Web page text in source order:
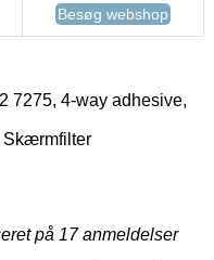
Besøg webshop
7275, 4-way adhesive,
Skærmfilter
på 17anmeldelser